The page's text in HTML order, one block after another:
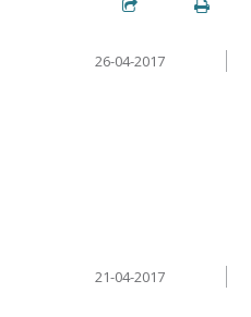
26-04-2017
21-04-2017